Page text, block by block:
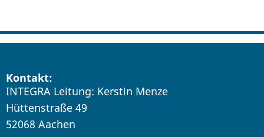
Kontakt:
INTEGRA Leitung: Kerstin Menze
Hüttenstraße 49
52068 Aachen